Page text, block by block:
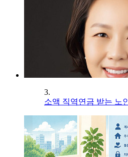
3.
소액 직역연금 받는 노